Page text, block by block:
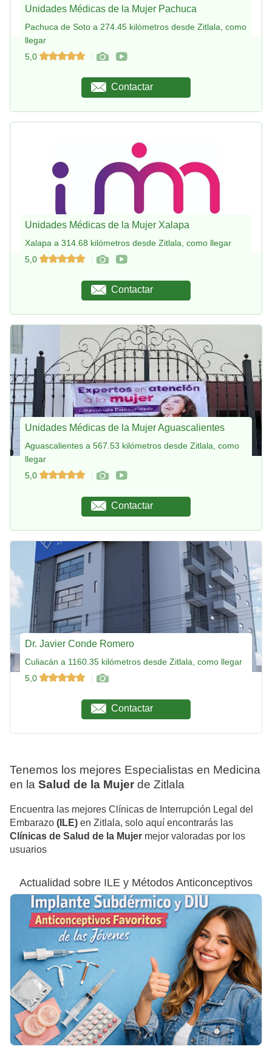
Unidades Médicas de la Mujer Pachuca
Pachuca de Soto a 274.45 kilómetros desde Zitlala, como
llegar
5,0
Contactar
Unidades Médicas de la Mujer Xalapa
Xalapa a 314.68 kilómetros desde Zitlala, como llegar
5,0
Contactar
Unidades Médicas de la Mujer Aguascalientes
Aguascalientes a 567.53 kilómetros desde Zitlala, como
llegar
5,0
Contactar
Dr. Javier Conde Romero
Culiacán a 1160.35 kilómetros desde Zitlala, como llegar
5,0
Contactar
Tenemos los mejores Especialistas en Medicina
en la Salud de la Mujer de Zitlala
Encuentra las mejores Clínicas de Interrupción Legal del
Embarazo (ILE) en Zitlala, solo aquí encontrarás las
Clínicas de Salud de la Mujer mejor valoradas por los
usuarios
Actualidad sobre ILE y Métodos Anticonceptivos